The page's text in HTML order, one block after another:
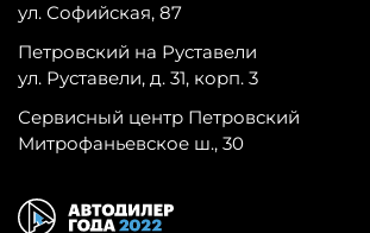
ул. Софийская, 87
Петровский на Руставели
ул. Руставели, д. 31, корп. 3
Сервисный центр Петровский
Митрофаньевское ш., 30